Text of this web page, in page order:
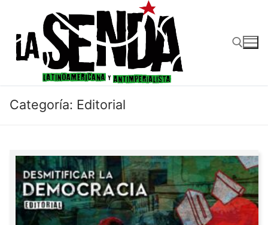
contenido
Categoría: Editorial